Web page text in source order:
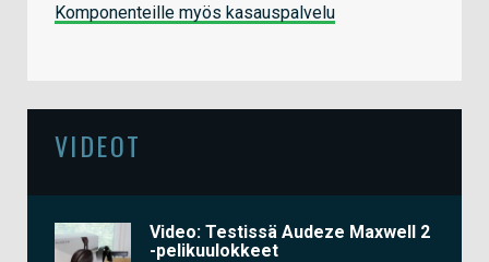
Komponenteille myös kasauspalvelu
VIDEOT
Video: Testissä Audeze Maxwell 2
-pelikuulokkeet